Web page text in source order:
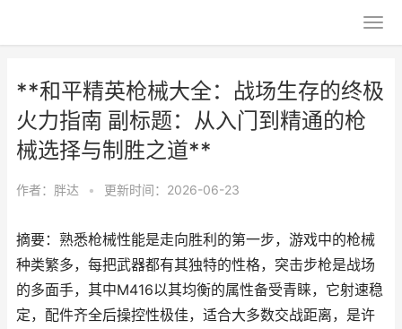
**和平精英枪械大全：战场生存的终极
火力指南 副标题：从入门到精通的枪
械选择与制胜之道**
作者： 胖达 • 更新时间：2026-06-23
摘要：熟悉枪械性能是走向胜利的第一步，游戏中的枪械
种类繁多，每把武器都有其独特的性格，突击步枪是战场
的多面手，其中M416以其均衡的属性备受青睐，它射速稳
定，配件齐全后操控性极佳，适合大多数交战距离，是许